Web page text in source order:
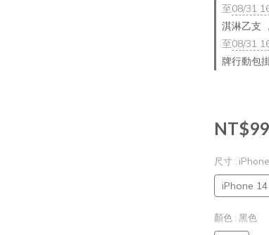
至08/31
淇淋乙支
至08/31
牌行動包
尺寸 :
iPhone
顏色 : 黑色